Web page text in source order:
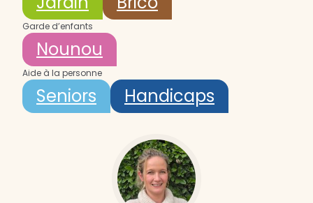
Garde d’enfants
Nounou
Aide à la personne
Seniors Handicaps